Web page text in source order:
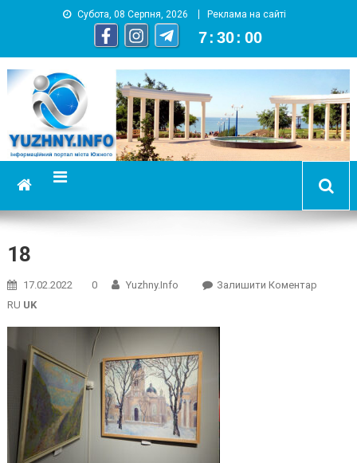
Субота, 08 Серпня, 2026 Реклама на сайті
7 : 30 : 00
YUZHNY.INFO
информационный портал города Южный
18
17.02.2022 0 Yuzhny.info Залишити КоментарOn
RU UK